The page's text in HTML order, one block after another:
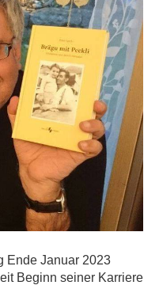
Ende Januar 2023
Beginn seiner Karriere